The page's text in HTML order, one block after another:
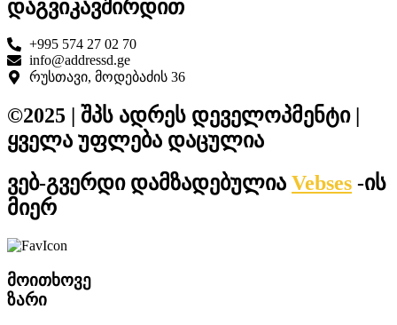
დაგვიკავშირდით
+995 574 27 02 70
info@addressd.ge
რუსთავი, მოდებაძის 36
©2025 | შპს ადრეს დეველოპმენტი |
ყველა უფლება დაცულია
ვებ-გვერდი დამზადებულია Vebses -ის
მიერ
მოითხოვე
ზარი